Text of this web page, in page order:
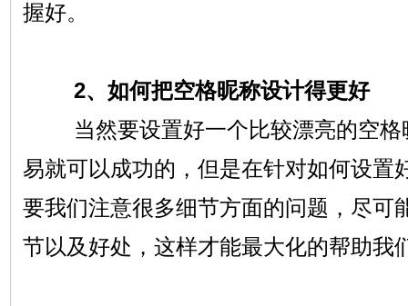
握好。
2、如何把空格昵称设计得更好
当然要设置好一个比较漂亮的空格
易就可以成功的，但是在针对如何设置
要我们注意很多细节方面的问题，尽可
节以及好处，这样才能最大化的帮助我